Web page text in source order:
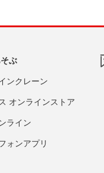
ぶ
ンクレーン
オンラインストア
ライン
ォンアプリ